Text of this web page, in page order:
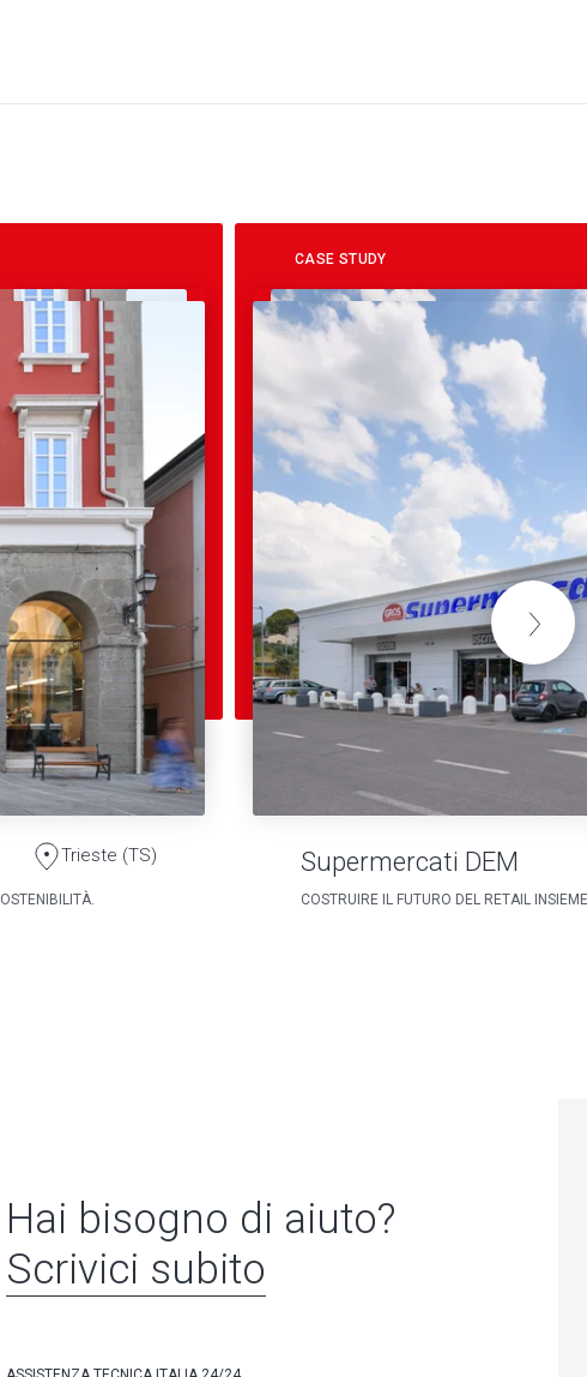
Trieste (TS)
CASE STUDY
Supermercati DEM
COSTRUIRE IL FUTURO DEL RETAIL
Hai bisogno di aiuto?
Scrivici subito